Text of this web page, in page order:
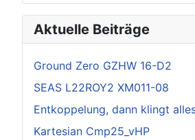
Aktuelle Beiträge
Ground Zero GZHW 16-D2
SEAS L22ROY2 XM011-08
Entkoppelung, dann klingt
Kartesian Cmp25_vHP